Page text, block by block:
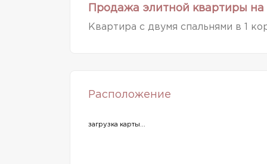
Продажа элитной квартиры
Квартира с двумя спальнями в 1
Расположение
загрузка карты...